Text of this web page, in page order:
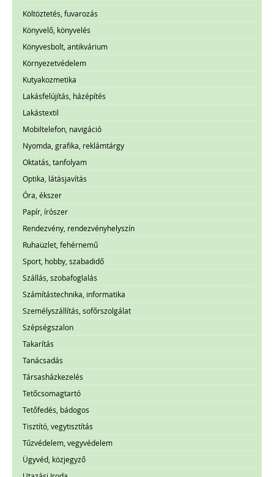
Költöztetés, fuvarozás
Könyvelő, könyvelés
Könyvesbolt, antikvárium
Környezetvédelem
Kutyakozmetika
Lakásfelújítás, házépítés
Lakástextil
Mobiltelefon, navigáció
Nyomda, grafika, reklámtárgy
Oktatás, tanfolyam
Optika, látásjavítás
Óra, ékszer
Papír, írószer
Rendezvény, rendezvényhelyszín
Ruhaüzlet, fehérnemű
Sport, hobby, szabadidő
Szállás, szobafoglalás
Számítástechnika, informatika
Személyszállítás, sofőrszolgálat
Szépségszalon
Takarítás
Tanácsadás
Társasházkezelés
Tetőcsomagtartó
Tetőfedés, bádogos
Tisztító, vegytisztítás
Tűzvédelem, vegyvédelem
Ügyvéd, közjegyző